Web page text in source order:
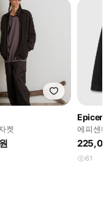
켓
에피센
워시드
61